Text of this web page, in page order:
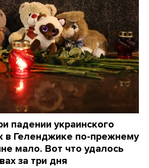
падении украинского
в Геленджике по-прежнему
мало. Вот что удалось
за три дня